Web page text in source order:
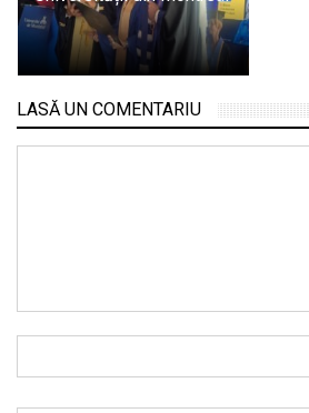
LASĂ UN COMENTARIU